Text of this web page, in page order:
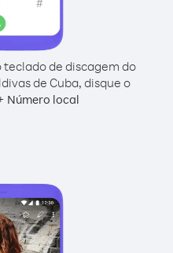
teclado de discagem do
de Cuba, disque o
Número local